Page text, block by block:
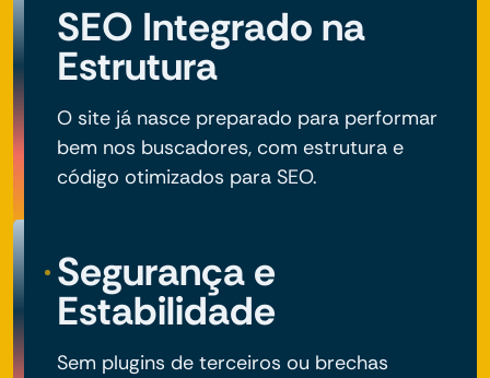
SEO Integrado na
Estrutura
O site já nasce preparado para performar
bem nos buscadores, com estrutura e
código otimizados para SEO.
Segurança e
Estabilidade
Sem plugins de terceiros ou brechas